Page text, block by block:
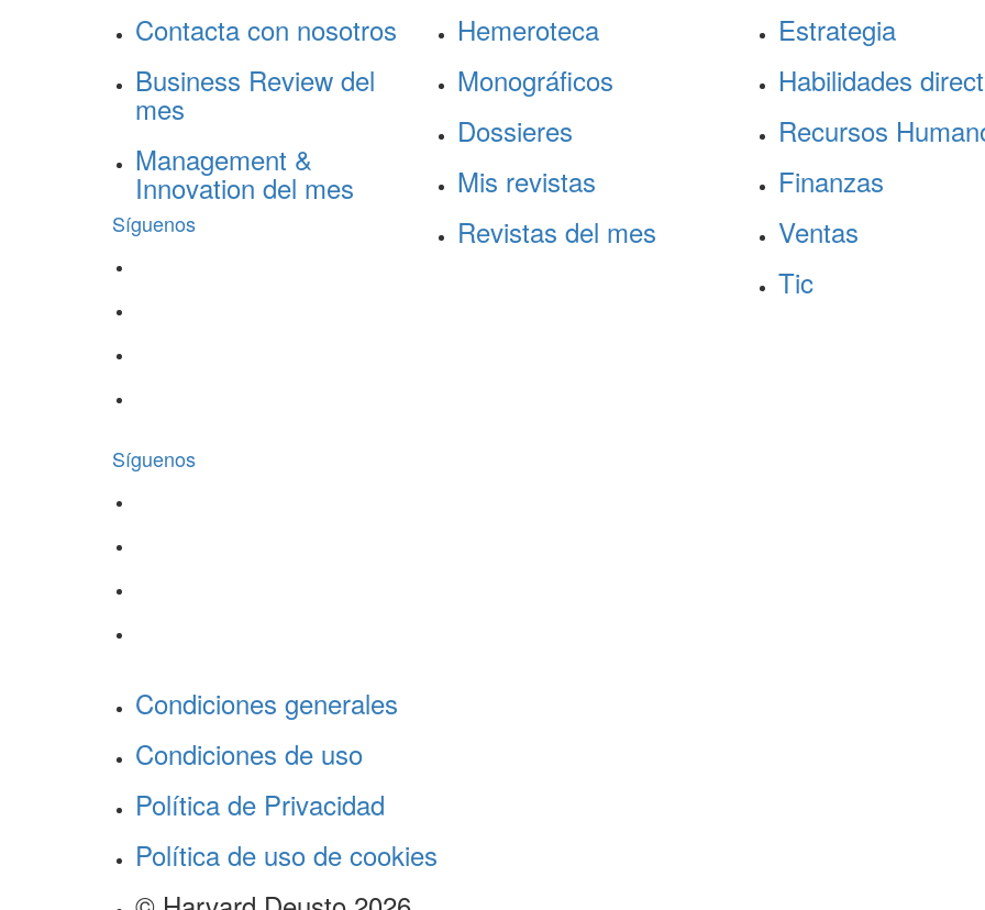
Contacta con nosotros
Business Review del
mes
Management &
Innovation del mes
Síguenos
Hemeroteca
Monográficos
Dossieres
Mis revistas
Revistas del mes
Estrategia
Habilidades
Recursos
Finanzas
Ventas
Tic
Síguenos
Condiciones generales
Condiciones de uso
Política de Privacidad
Política de uso de cookies